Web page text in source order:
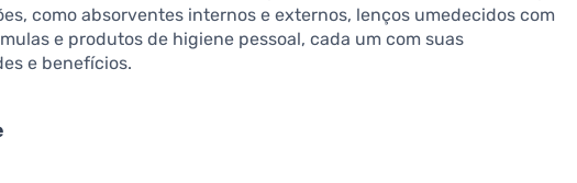
como absorventes internos e externos, lenços umedecidos com
e produtos de higiene pessoal, cada um com suas
e benefícios.